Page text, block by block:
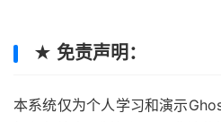
★ 免责声明：
本系统仅为个人学习和演示